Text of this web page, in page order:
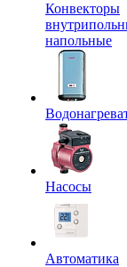
Конвекторы
напольные
Насосы
Автоматика